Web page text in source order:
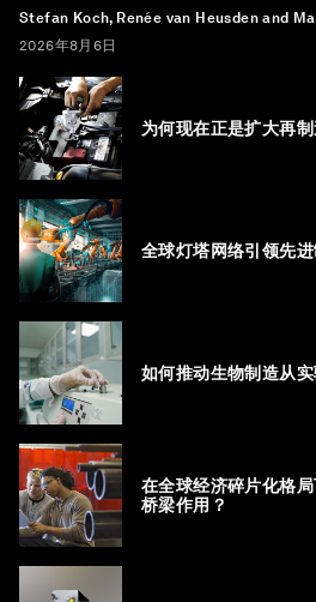
Stefan Koch, Renée van Heusden and
2026年8月6日
为何现在正是扩大再
全球灯塔网络引领先
如何推动生物制造从
在全球经济碎片化格
桥梁作用？